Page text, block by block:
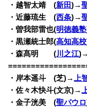
・越智太靖 (新田)→
・近藤琉生 (西条)→
・曽我部雷也(明徳義塾
・黒瀬統士郎(高知高校
・森髙明 (川之江
・岸本遥斗 (芝)→
上
・佐々木快斗(文京)→
・金子洸美 (聖パウロ